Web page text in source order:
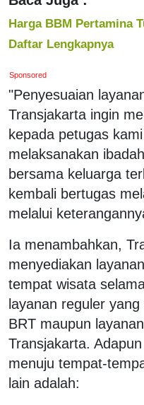
Harga BBM Pertamina
Daftar Lengkapnya
Sponsored
"Penyesuaian
Transjakarta ingin
kepada petugas
melaksanakan
bersama keluarga
kembali bertugas
melalui
Ia menambahkan,
menyediakan
tempat wisata
layanan reguler
BRT maupun
Transjakarta.
menuju tempat-
lain adalah: